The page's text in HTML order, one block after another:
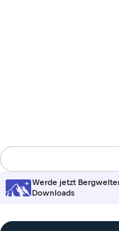
Werde jetzt
Downloads